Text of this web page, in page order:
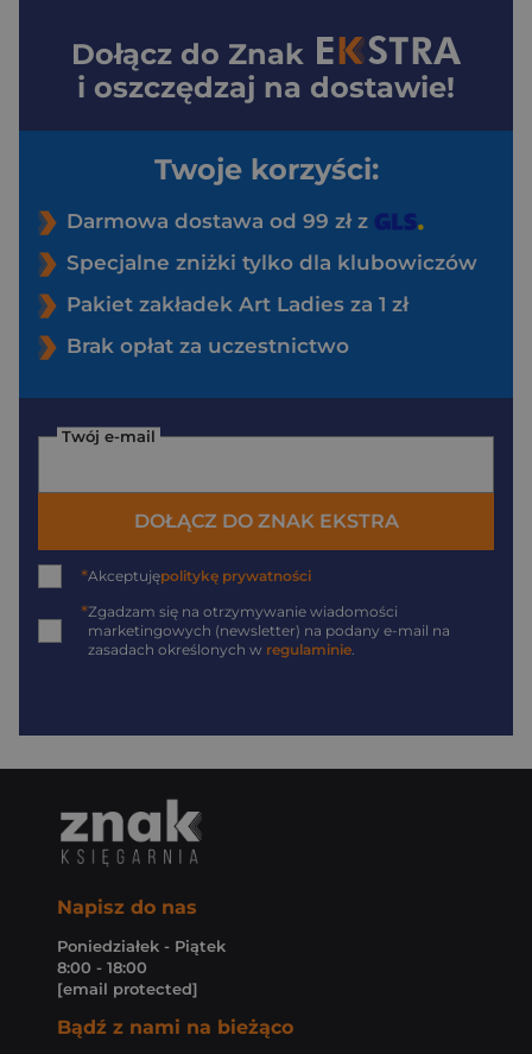
Dołącz do Znak
i oszczędzaj na dostawie!
Twoje korzyści:
Darmowa dostawa od 99 zł z
Specjalne zniżki tylko dla klubowiczów
Pakiet zakładek Art Ladies za 1 zł
Brak opłat za uczestnictwo
Twój e-mail
DOŁĄCZ DO ZNAK EKSTRA
*Akceptujępolitykę prywatności
*Zgadzam się na otrzymywanie wiadomości
marketingowych (newsletter) na podany e-mail na
zasadach określonych w regulaminie.
Napisz do nas
Poniedziałek - Piątek
8:00 - 18:00
[email protected]
Bądź z nami na bieżąco